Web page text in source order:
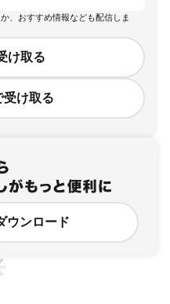
、おすすめ情報なども配信しま
け取る
受け取る
ウンロード